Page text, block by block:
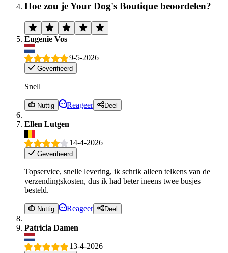
Hoe zou je Your Dog's Boutique beoordelen?
Eugenie Vos
9-5-2026
Geverifieerd
Snell
Nuttig Reageer Deel
Ellen Lutgen
14-4-2026
Geverifieerd
Topservice, snelle levering, ik schrik alleen telkens van de
verzendingskosten, dus ik had beter ineens twee busjes
besteld.
Nuttig Reageer Deel
Patricia Damen
13-4-2026